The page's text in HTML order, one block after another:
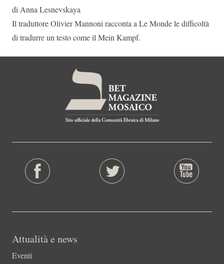
di Anna Lesnevskaya
Il traduttore Olivier Mannoni racconta a Le Monde le difficoltà
di tradurre un testo come il Mein Kampf.
Attualità e news
Eventi